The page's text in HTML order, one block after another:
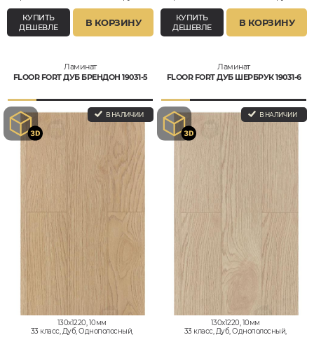
КУПИТЬ
ДЕШЕВЛЕ
В КОРЗИНУ
КУПИТЬ
ДЕШЕВЛЕ
В КОРЗИНУ
Ламинат
FLOOR FORT ДУБ БРЕНДОН 19031-5
В НАЛИЧИИ
130x1220, 10мм
33 класс, Дуб, Однополосный,
Ламинат
FLOOR FORT ДУБ ШЕРБРУК 19031-6
В НАЛИЧИИ
130x1220, 10мм
33 класс, Дуб, Однополосный,